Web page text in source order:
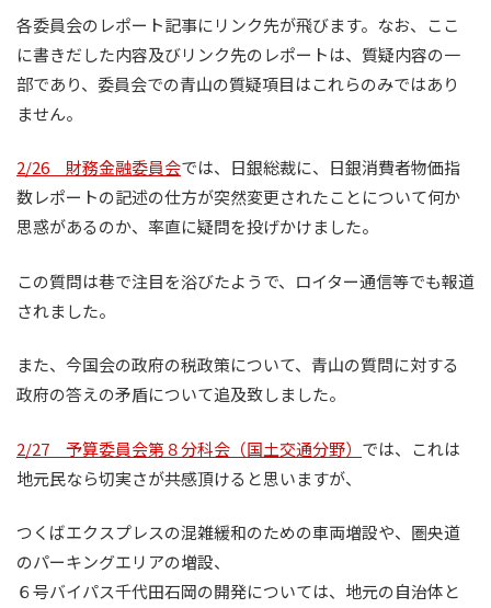
各委員会のレポート記事にリンク先が飛びます。なお、ここ
に書きだした内容及びリンク先のレポートは、質疑内容の一
部であり、委員会での青山の質疑項目はこれらのみではあり
ません。
2/26 財務金融委員会では、日銀総裁に、日銀消費者物価指
数レポートの記述の仕方が突然変更されたことについて何か
思惑があるのか、率直に疑問を投げかけました。
この質問は巷で注目を浴びたようで、ロイター通信等でも報道
されました。
また、今国会の政府の税政策について、青山の質問に対する
政府の答えの矛盾について追及致しました。
2/27 予算委員会第８分科会（国土交通分野） では、これは
地元民なら切実さが共感頂けると思いますが、
つくばエクスプレスの混雑緩和のための車両増設や、圏央道
のパーキングエリアの増設、
６号バイパス千代田石岡の開発については、地元の自治体と